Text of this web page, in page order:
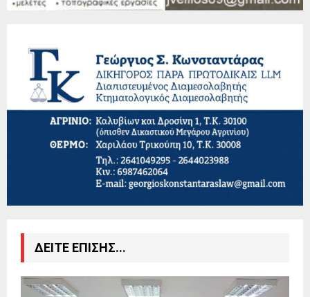
ΔΕΙΤΕ ΕΠΙΣΗΣ...